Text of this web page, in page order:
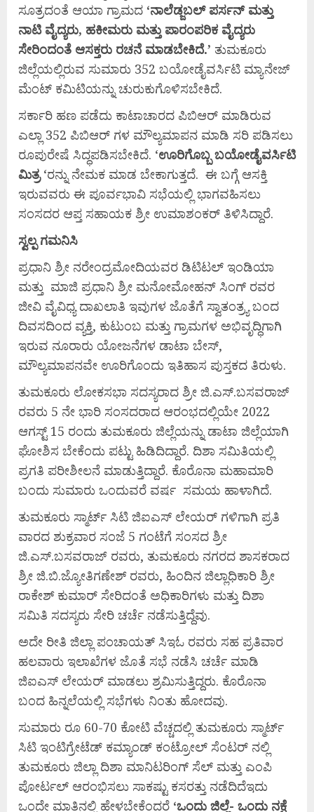
ಸೂತ್ರದಂತೆ ಆಯಾ ಗ್ರಾಮದ ‘ನಾಲೆಡ್ಜಬಲ್ ಪರ್ಸನ್ ಮತ್ತು
ನಾಟಿ ವೈದ್ಯರು, ಹಕೀಮರು ಮತ್ತು ಪಾರಂಪರಿಕ ವೈದ್ಯರು
ಸೇರಿಂದಂತೆ ಆಸಕ್ತರು ರಚನೆ ಮಾಡಬೇಕಿದೆ.’ ತುಮಕೂರು
ಜಿಲ್ಲೆಯಲ್ಲಿರುವ ಸುಮಾರು 352 ಬಯೋಡೈವರ್ಸಿಟಿ ಮ್ಯಾನೇಜ್
ಮೆಂಟ್ ಕಮಿಟಿಯನ್ನು ಚುರುಕುಗೊಳಿಸಬೇಕಿದೆ.
ಸರ್ಕಾರಿ ಹಣ ಪಡೆದು ಕಾಟಾಚಾರದ ಪಿಬಿಆರ್ ಮಾಡಿರುವ
ಎಲ್ಲಾ 352 ಪಿಬಿಆರ್ ಗಳ ಮೌಲ್ಯಮಾಪನ ಮಾಡಿ ಸರಿ ಪಡಿಸಲು
ರೂಪುರೇಷೆ ಸಿದ್ಧಪಡಿಸಬೇಕಿದೆ. ‘ಊರಿಗೊಬ್ಬ ಬಯೋಡೈವರ್ಸಿಟಿ
ಮಿತ್ರ‘ರನ್ನು ನೇಮಕ ಮಾಡ ಬೇಕಾಗುತ್ತದೆ. ಈ ಬಗ್ಗೆ ಆಸಕ್ತಿ
ಇರುವವರು ಈ ಪೂರ್ವಭಾವಿ ಸಭೆಯಲ್ಲಿ ಭಾಗವಹಿಸಲು
ಸಂಸದರ ಆಪ್ತ ಸಹಾಯಕ ಶ್ರೀ ಉಮಾಶಂಕರ್ ತಿಳಿಸಿದ್ದಾರೆ.
ಸ್ವಲ್ಪಗಮನಿಸಿ
ಪ್ರಧಾನಿ ಶ್ರೀ ನರೇಂದ್ರಮೋದಿಯವರ ಡಿಟಿಟಲ್ ಇಂಡಿಯಾ
ಮತ್ತು ಮಾಜಿ ಪ್ರಧಾನಿ ಶ್ರೀ ಮನೋಮೋಹನ್ ಸಿಂಗ್ ರವರ
ಜೀವಿ ವೈವಿಧ್ಯ ದಾಖಲಾತಿ ಇವುಗಳ ಜೊತೆಗೆ ಸ್ವಾತಂತ್ರ್ಯ ಬಂದ
ದಿವಸದಿಂದ ವ್ಯಕ್ತಿ, ಕುಟುಂಬ ಮತ್ತು ಗ್ರಾಮಗಳ ಅಭಿವೃದ್ಧಿಗಾಗಿ
ಇರುವ ನೂರಾರು ಯೋಜನೆಗಳ ಡಾಟಾ ಬೇಸ್,
ಮೌಲ್ಯಮಾಪನವೇ ಊರಿಗೊಂದು ಇತಿಹಾಸ ಪುಸ್ತಕದ ತಿರುಳು.
ತುಮಕೂರು ಲೋಕಸಭಾ ಸದಸ್ಯರಾದ ಶ್ರೀ ಜಿ.ಎಸ್.ಬಸವರಾಜ್
ರವರು 5 ನೇ ಭಾರಿ ಸಂಸದರಾದ ಆರಂಭದಲ್ಲಿಯೇ 2022
ಆಗಸ್ಟ್ 15 ರಂದು ತುಮಕೂರು ಜಿಲ್ಲೆಯನ್ನು ಡಾಟಾ ಜಿಲ್ಲೆಯಾಗಿ
ಘೋಶಿಸ ಬೇಕೆಂದು ಪಟ್ಟು ಹಿಡಿದಿದ್ದಾರೆ. ದಿಶಾ ಸಮಿತಿಯಲ್ಲಿ
ಪ್ರಗತಿ ಪರೀಶೀಲನೆ ಮಾಡುತ್ತಿದ್ದಾರೆ. ಕೊರೊನಾ ಮಹಾಮಾರಿ
ಬಂದು ಸುಮಾರು ಒಂದುವರೆ ವರ್ಷ ಸಮಯ ಹಾಳಾಗಿದೆ.
ತುಮಕೂರು ಸ್ಮಾರ್ಟ್ ಸಿಟಿ ಜಿಐಎಸ್ ಲೇಯರ್ ಗಳಿಗಾಗಿ ಪ್ರತಿ
ವಾರದ ಶುಕ್ರವಾರ ಸಂಜೆ 5 ಗಂಟೆಗೆ ಸಂಸದ ಶ್ರೀ
ಜಿ.ಎಸ್.ಬಸವರಾಜ್ ರವರು, ತುಮಕೂರು ನಗರದ ಶಾಸಕರಾದ
ಶ್ರೀ ಜಿ.ಬಿ.ಜ್ಯೋತಿಗಣೇಶ್ ರವರು, ಹಿಂದಿನ ಜಿಲ್ಲಾಧಿಕಾರಿ ಶ್ರೀ
ರಾಕೇಶ್ ಕುಮಾರ್ ಸೇರಿದಂತೆ ಅಧಿಕಾರಿಗಳು ಮತ್ತು ದಿಶಾ
ಸಮಿತಿ ಸದಸ್ಯರು ಸೇರಿ ಚರ್ಚೆ ನಡೆಸುತ್ತಿದ್ದೆವು.
ಅದೇ ರೀತಿ ಜಿಲ್ಲಾ ಪಂಚಾಯತ್ ಸಿಇಓ ರವರು ಸಹ ಪ್ರತಿವಾರ
ಹಲವಾರು ಇಲಾಖೆಗಳ ಜೊತೆ ಸಭೆ ನಡೆಸಿ ಚರ್ಚೆ ಮಾಡಿ
ಜಿಐಎಸ್ ಲೇಯರ್ ಮಾಡಲು ಶ್ರಮಿಸುತ್ತಿದ್ದರು. ಕೊರೊನಾ
ಬಂದ ಹಿನ್ನಲೆಯಲ್ಲಿ ಸಭೆಗಳು ನಿಂತು ಹೋದವು.
ಸುಮಾರು ರೂ 60-70 ಕೋಟಿ ವೆಚ್ಚದಲ್ಲಿ ತುಮಕೂರು ಸ್ಮಾರ್ಟ್
ಸಿಟಿ ಇಂಟಿಗ್ರೇಟೆಡ್ ಕಮ್ಯಾಂಡ್ ಕಂಟ್ರೋಲ್ ಸೆಂಟರ್ ನಲ್ಲಿ
ತುಮಕೂರು ಜಿಲ್ಲಾ ದಿಶಾ ಮಾನಿಟರಿಂಗ್ ಸೆಲ್ ಮತ್ತು ಎಂಪಿ
ಪೋರ್ಟಲ್ ಆರಂಭಿಸಲು ಸಾಕಷ್ಟು ಕಸರತ್ತು ನಡೆದಿದೆಇದು
ಒಂದೇ ಮಾತಿನಲ್ಲಿ ಹೇಳಬೇಕೆಂದರೆ ‘ಒಂದು ಜಿಲ್ಲೆ- ಒಂದು ನಕ್ಷೆ